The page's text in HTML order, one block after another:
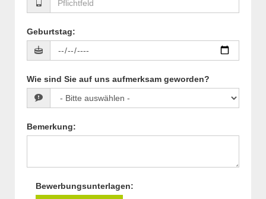
Geburtstag:
Wie sind Sie auf uns aufmerksam geworden?
Bemerkung:
Bewerbungsunterlagen: